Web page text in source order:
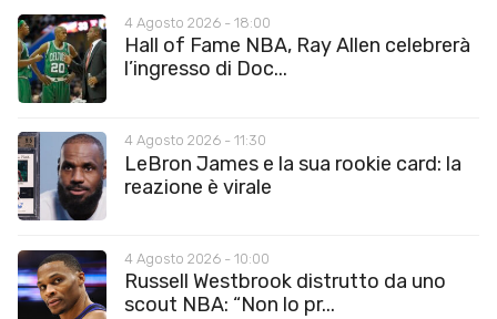
4 Agosto 2026 - 18:00
Hall of Fame NBA, Ray Allen celebrerà
l’ingresso di Doc...
4 Agosto 2026 - 11:30
LeBron James e la sua rookie card: la
reazione è virale
4 Agosto 2026 - 10:00
Russell Westbrook distrutto da uno
scout NBA: “Non lo pr...